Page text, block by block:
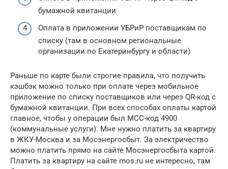
бумажной квитанции
Оплата в приложении УБРиР поставщикам по
списку (там в основном региональные
организации по Екатеринбургу и области)
Раньше по карте были строгие правила, что получить
кэшбэк можно только при оплате через мобильное
приложение по списку поставщиков или через QR-код с
бумажной квитанции. При всех способах оплаты картой
главное, чтобы у операции был MCC-код 4900
(коммунальные услуги). Мне нужно платить за квартиру
в ЖКУ-Москва и за Мосэнергосбыт. За электричество
можно платить прямо на сайте Мосэнергосбыта картой.
Платить за квартиру на сайте mos.ru не интересно, там